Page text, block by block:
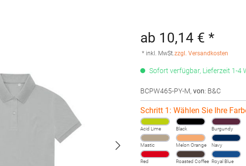
ab 10,14 € *
* inkl. MwSt.zzgl. Versandkosten
Sofort verfügbar, Lieferzeit 1-4
BCPW465-PY-M, von: B&C
Schritt 1: Wählen Sie Ihre
Acid Lime Black Burgundy
Mastic Melon Orange Navy
Red Roasted Coffee Royal Blue